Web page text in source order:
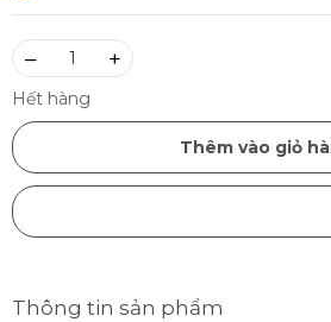
– +
Hết hàng
Thêm vào giỏ
Thông tin sản phẩm